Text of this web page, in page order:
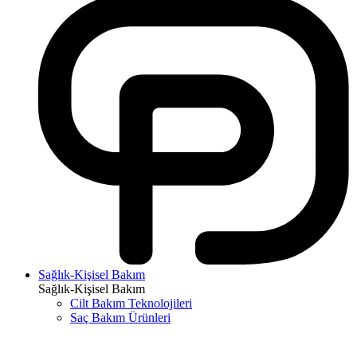
Sağlık-Kişisel Bakım
Sağlık-Kişisel Bakım
Cilt Bakım Teknolojileri
Saç Bakım Ürünleri